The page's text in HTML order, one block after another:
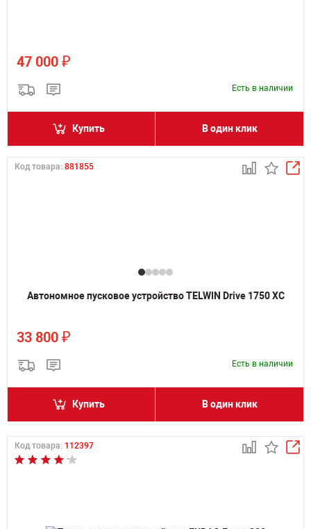
47 000 ₽
Есть в наличии
Купить В один клик
Код товара: 881855
Автономное пусковое устройство TELWIN Drive 1750 XC
33 800 ₽
Есть в наличии
Купить В один клик
Код товара: 112397